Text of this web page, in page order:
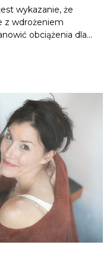
wykazanie, że
z wdrożeniem
obciążenia dla...